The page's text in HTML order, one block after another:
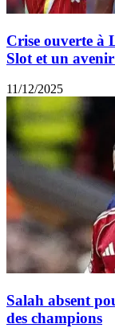
Crise ouverte à
Slot et un
11/12/2025
Salah absent
des champions